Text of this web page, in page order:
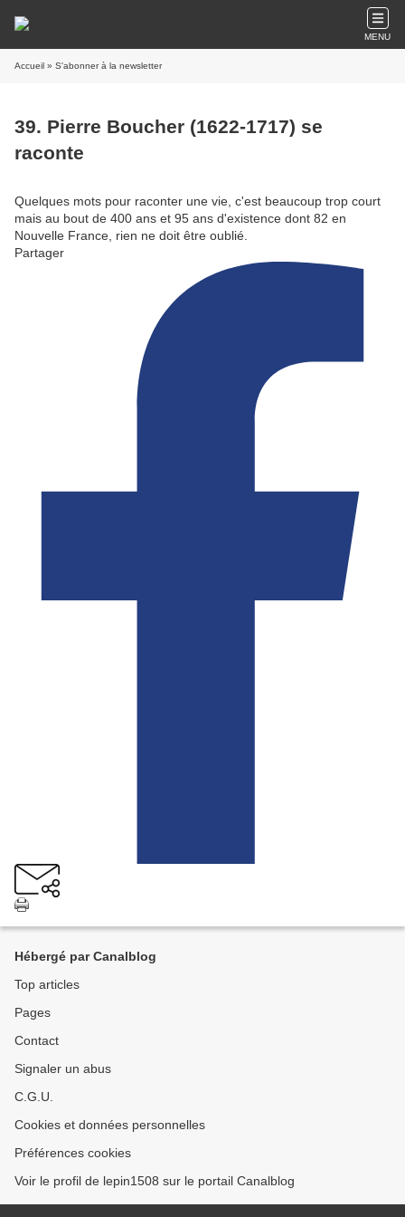
MENU
Accueil » S'abonner à la newsletter
39. Pierre Boucher (1622-1717) se
raconte
Quelques mots pour raconter une vie, c'est beaucoup trop court
mais au bout de 400 ans et 95 ans d'existence dont 82 en
Nouvelle France, rien ne doit être oublié.
Partager
Hébergé par Canalblog
Top articles
Pages
Contact
Signaler un abus
C.G.U.
Cookies et données personnelles
Préférences cookies
Voir le profil de lepin1508 sur le portail Canalblog